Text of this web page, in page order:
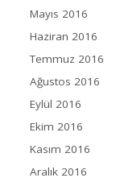
Mayıs 2016
Haziran 2016
Temmuz 2016
Ağustos 2016
Eylül 2016
Ekim 2016
Kasım 2016
Aralık 2016